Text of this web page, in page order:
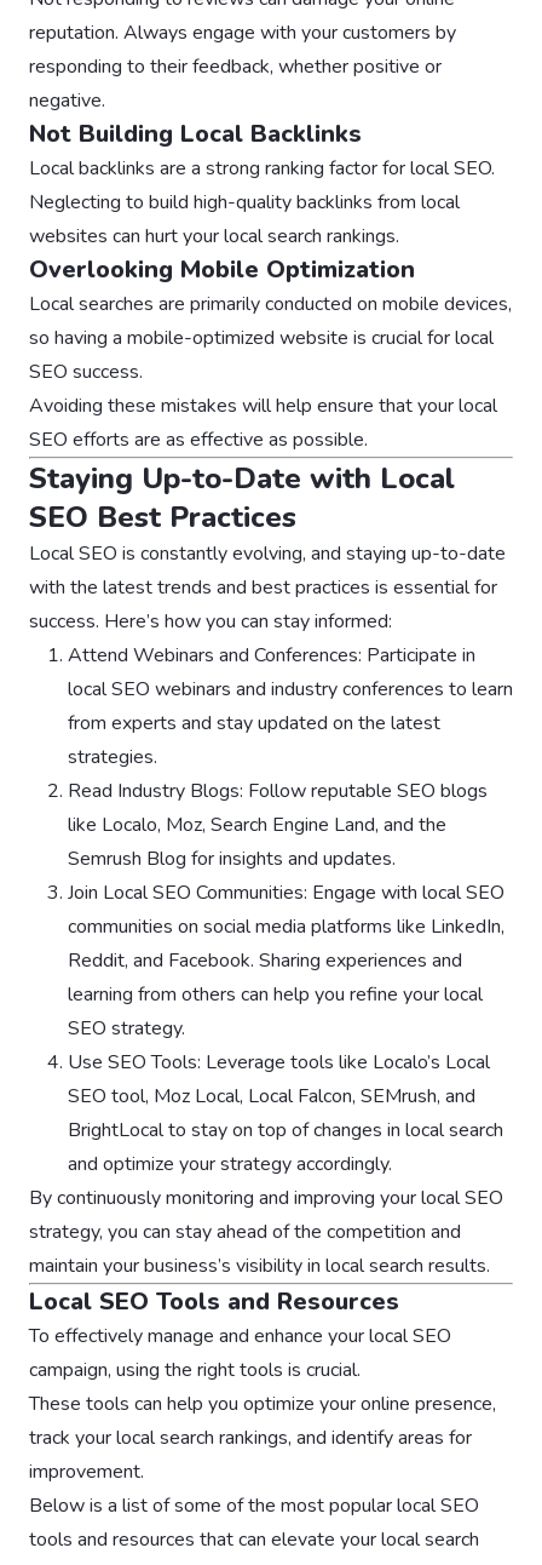
reputation. Always engage with your customers by
responding to their feedback, whether positive or
negative.
Not Building Local Backlinks
Local backlinks are a strong ranking factor for local SEO.
Neglecting to build high-quality backlinks from local
websites can hurt your local search rankings.
Overlooking Mobile Optimization
Local searches are primarily conducted on mobile devices,
so having a mobile-optimized website is crucial for local
SEO success.
Avoiding these mistakes will help ensure that your local
SEO efforts are as effective as possible.
Staying Up-to-Date with Local
SEO Best Practices
Local SEO is constantly evolving, and staying up-to-date
with the latest trends and best practices is essential for
success. Here’s how you can stay informed:
Attend Webinars and Conferences: Participate in
local SEO webinars and industry conferences to learn
from experts and stay updated on the latest
strategies.
Read Industry Blogs: Follow reputable SEO blogs
like Localo, Moz, Search Engine Land, and the
Semrush Blog for insights and updates.
Join Local SEO Communities: Engage with local SEO
communities on social media platforms like LinkedIn,
Reddit, and Facebook. Sharing experiences and
learning from others can help you refine your local
SEO strategy.
Use SEO Tools: Leverage tools like Localo’s Local
SEO tool, Moz Local, Local Falcon, SEMrush, and
BrightLocal to stay on top of changes in local search
and optimize your strategy accordingly.
By continuously monitoring and improving your local SEO
strategy, you can stay ahead of the competition and
maintain your business’s visibility in local search results.
Local SEO Tools and Resources
To effectively manage and enhance your local SEO
campaign, using the right tools is crucial.
These tools can help you optimize your online presence,
track your local search rankings, and identify areas for
improvement.
Below is a list of some of the most popular local SEO
tools and resources that can elevate your local search